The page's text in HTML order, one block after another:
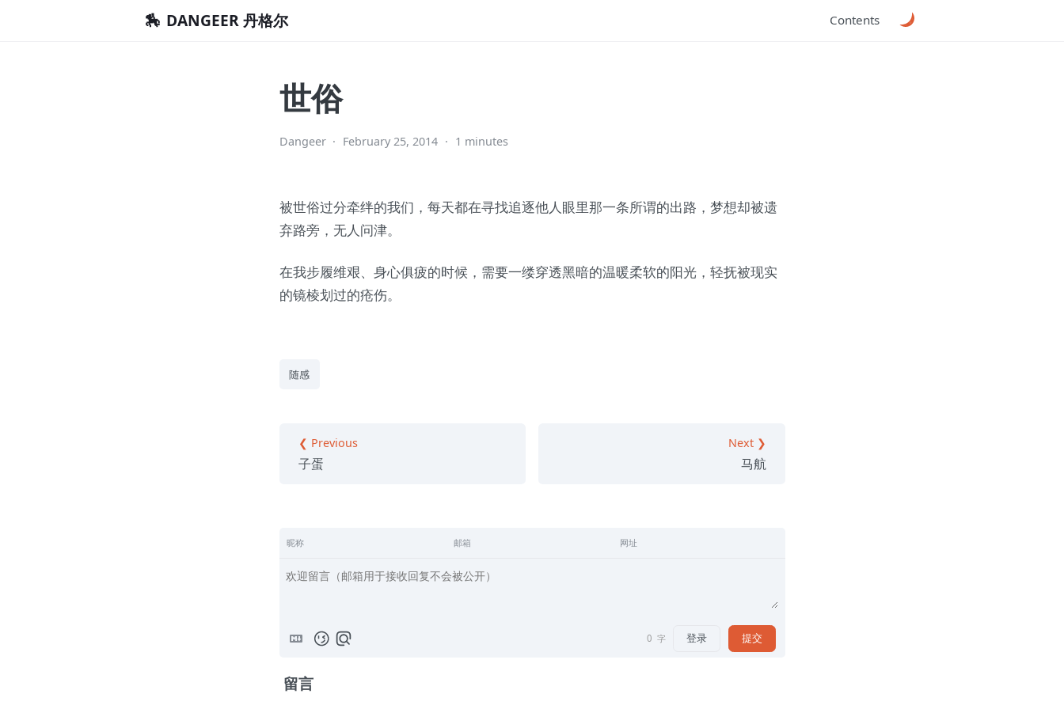
🏇 DANGEER 丹格尔 Contents
世俗
Dangeer · February 25, 2014 · 1 minutes
被世俗过分牵绊的我们，每天都在寻找追逐他人眼里那一条所谓的出路，梦想却被遗
弃路旁，无人问津。
在我步履维艰、身心俱疲的时候，需要一缕穿透黑暗的温暖柔软的阳光，轻抚被现实
的镜棱划过的疮伤。
随感
❮ Previous
子蛋
Next ❯
马航
昵称 邮箱 网址
0 字 登录 提交
留言